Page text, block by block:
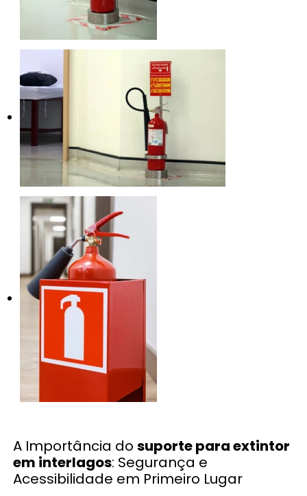
A Importância dosuporte para extintor
em interlagos: Segurança e
Acessibilidade em Primeiro Lugar